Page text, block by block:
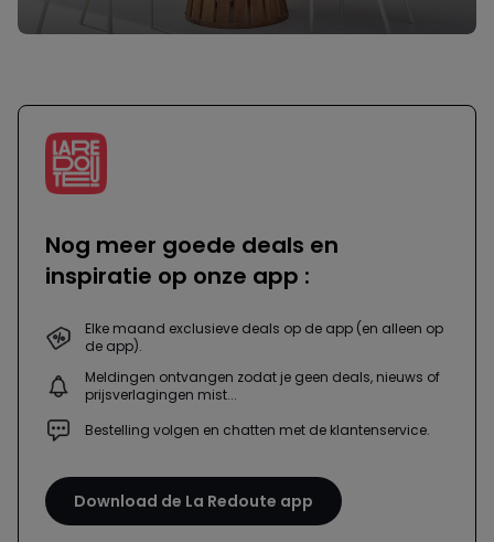
Nog meer goede deals en
inspiratie op onze app :
Elke maand exclusieve deals op de app (en alleen op
de app).
Meldingen ontvangen zodat je geen deals, nieuws of
prijsverlagingen mist...
Bestelling volgen en chatten met de klantenservice.
Download de La Redoute app